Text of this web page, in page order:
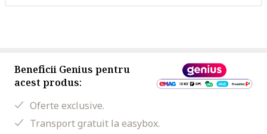
Beneficii Genius pentru
acest produs:
Oferte exclusive.
Transport gratuit la easybox.